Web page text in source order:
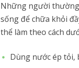
Những người thường
sống để chữa khỏi
thể làm theo cách
Dùng nước ép tỏi,